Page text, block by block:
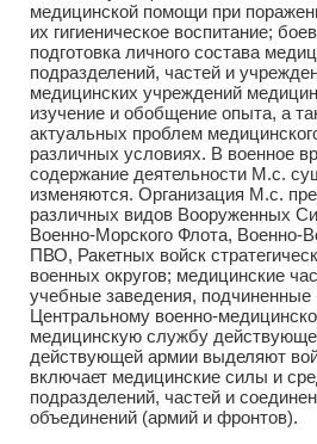
медицинской помощи при
их гигиеническое воспитание;
подготовка личного состава
подразделений, частей и
медицинских учреждений
изучение и обобщение опыта, а
актуальных проблем
различных условиях. В военное
содержание деятельности М.с.
изменяются. Организация М.с.
различных видов Вооруженных
Военно-Морского Флота, Военно-
ПВО, Ракетных войск
военных округов; медицинские
учебные заведения, подчиненные
Центральному военно-
медицинскую службу
действующей армии выделяют
включает медицинские силы и
подразделений, частей и
объединений (армий и фронтов).